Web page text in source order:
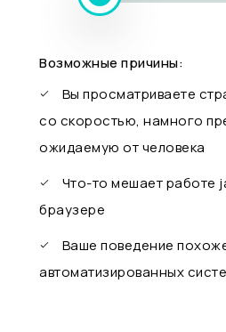
Возможные причины:
Вы просматриваете
со скоростью, намного
ожидаемую от человека
Что-то мешает работе
браузере
Ваше поведение
автоматизированных